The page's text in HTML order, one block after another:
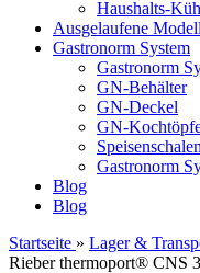
Haushalts-
Ausgelaufene
Gastronorm System
Gastronorm
GN-Behälter
GN-Deckel
GN-
Speisenschalen
Gastronorm
Blog
Blog
Startseite » Lager &
Rieber thermoport® CNS